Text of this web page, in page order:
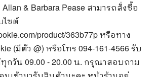
& Barbara Pease สามารถสั่งซื้อ
ไซต์
product/363b77pหรือทาง
(มีตัว @) หรือโทร 094-161-4566 รับ
กวัน 09.00 - 20.00 น. กรุณาสอบถาม